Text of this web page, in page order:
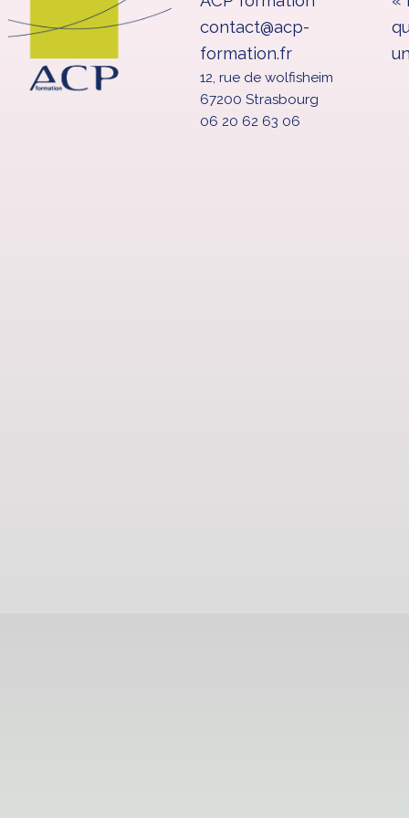
Le rôle éducatif des services généraux
Analyse de sa pratique professionnelle
Coaching
contact@acp-
formation.fr
12, rue de wolfisheim
67200 Strasbourg
06 20 62 63 06